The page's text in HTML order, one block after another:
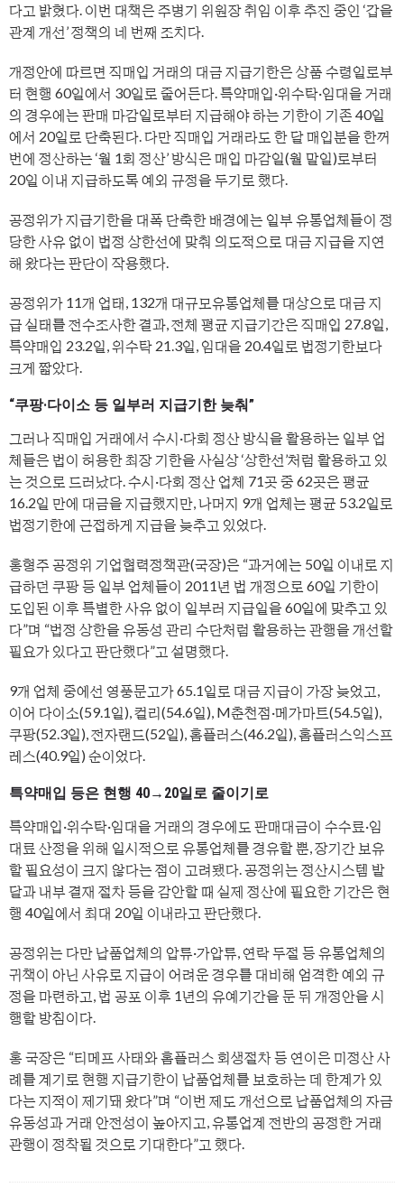
다고 밝혔다. 이번 대책은 주병기 위원장 취임 이후 추진 중인 ‘갑을
관계 개선’ 정책의 네 번째 조치다.
개정안에 따르면 직매입 거래의 대금 지급기한은 상품 수령일로부
터 현행 60일에서 30일로 줄어든다. 특약매입·위수탁·임대을 거래
의 경우에는 판매 마감일로부터 지급해야 하는 기한이 기존 40일
에서 20일로 단축된다. 다만 직매입 거래라도 한 달 매입분을 한꺼
번에 정산하는 ‘월 1회 정산’ 방식은 매입 마감일(월 말일)로부터
20일 이내 지급하도록 예외 규정을 두기로 했다.
공정위가 지급기한을 대폭 단축한 배경에는 일부 유통업체들이 정
당한 사유 없이 법정 상한선에 맞춰 의도적으로 대금 지급을 지연
해 왔다는 판단이 작용했다.
공정위가 11개 업태, 132개 대규모유통업체를 대상으로 대금 지
급 실태를 전수조사한 결과, 전체 평균 지급기간은 직매입 27.8일,
특약매입 23.2일, 위수탁 21.3일, 임대을 20.4일로 법정기한보다
크게 짧았다.
“쿠팡·다이소 등 일부러 지급기한 늦춰”
그러나 직매입 거래에서 수시·다회 정산 방식을 활용하는 일부 업
체들은 법이 허용한 최장 기한을 사실상 ‘상한선’처럼 활용하고 있
는 것으로 드러났다. 수시·다회 정산 업체 71곳 중 62곳은 평균
16.2일 만에 대금을 지급했지만, 나머지 9개 업체는 평균 53.2일로
법정기한에 근접하게 지급을 늦추고 있었다.
홍형주 공정위 기업협력정책관(국장)은 “과거에는 50일 이내로 지
급하던 쿠팡 등 일부 업체들이 2011년 법 개정으로 60일 기한이
도입된 이후 특별한 사유 없이 일부러 지급일을 60일에 맞추고 있
다”며 “법정 상한을 유동성 관리 수단처럼 활용하는 관행을 개선할
필요가 있다고 판단했다”고 설명했다.
9개 업체 중에선 영풍문고가 65.1일로 대금 지급이 가장 늦었고,
이어 다이소(59.1일), 컬리(54.6일), M춘천점·메가마트(54.5일),
쿠팡(52.3일), 전자랜드(52일), 홈플러스(46.2일), 홈플러스익스프
레스(40.9일) 순이었다.
특약매입 등은 현행 40→20일로 줄이기로
특약매입·위수탁·임대을 거래의 경우에도 판매대금이 수수료·임
대료 산정을 위해 일시적으로 유통업체를 경유할 뿐, 장기간 보유
할 필요성이 크지 않다는 점이 고려됐다. 공정위는 정산시스템 발
달과 내부 결재 절차 등을 감안할 때 실제 정산에 필요한 기간은 현
행 40일에서 최대 20일 이내라고 판단했다.
공정위는 다만 납품업체의 압류·가압류, 연락 두절 등 유통업체의
귀책이 아닌 사유로 지급이 어려운 경우를 대비해 엄격한 예외 규
정을 마련하고, 법 공포 이후 1년의 유예기간을 둔 뒤 개정안을 시
행할 방침이다.
홍 국장은 “티메프 사태와 홈플러스 회생절차 등 연이은 미정산 사
례를 계기로 현행 지급기한이 납품업체를 보호하는 데 한계가 있
다는 지적이 제기돼 왔다”며 “이번 제도 개선으로 납품업체의 자금
유동성과 거래 안전성이 높아지고, 유통업계 전반의 공정한 거래
관행이 정착될 것으로 기대한다”고 했다.